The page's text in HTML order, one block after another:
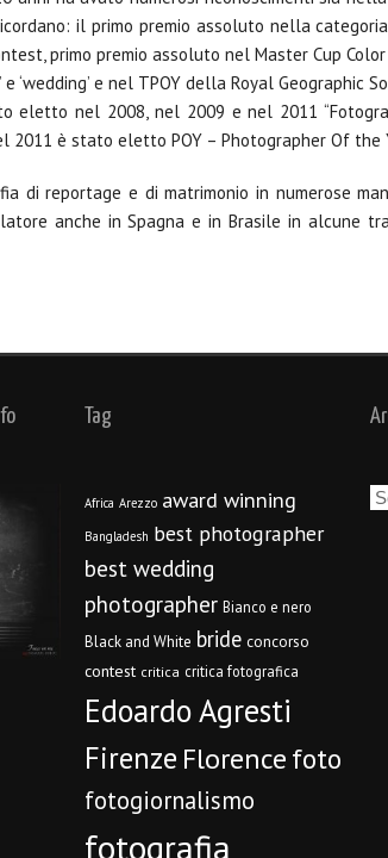
il primo premio assoluto nella
primo premio assoluto nel Master Cup
e ‘wedding’ e nel TPOY della Royal Geographic
eletto nel 2008, nel 2009 e nel 2011
2011 è stato eletto POY – Photographer Of the
di reportage e di matrimonio in numerose
anche in Spagna e in Brasile in alcune
Tag
Africa Arezzo award winning
Bangladesh best photographer
best wedding
photographer Bianco e nero
Black and White bride concorso
contest critica critica fotografica
Edoardo Agresti
Firenze Florencefoto
fotogiornalismo
fotografia